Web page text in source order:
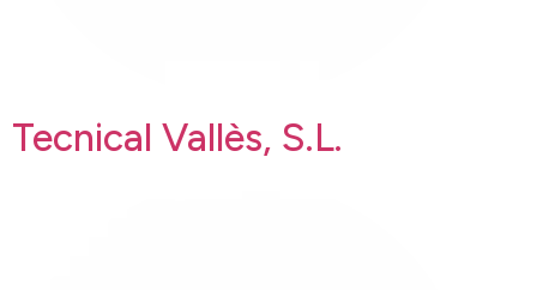
Tecnical Vallès, S.L.